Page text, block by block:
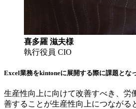
喜多羅 滋夫様
執行役員 CIO
Excel業務をkintoneに展開する際に課題とな
生産性向上に向けて改善すべき、労
善することが生産性向上につながる